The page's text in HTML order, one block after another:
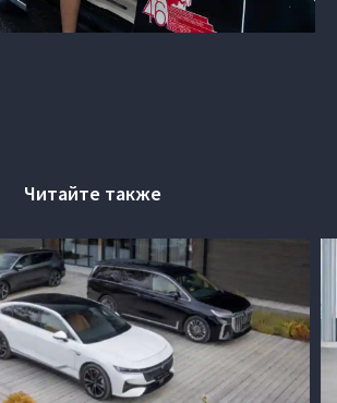
Читайте также